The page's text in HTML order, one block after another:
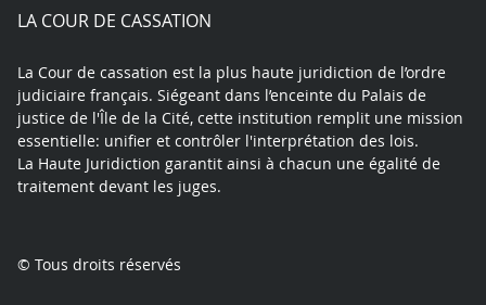
LA COUR DE CASSATION
La Cour de cassation est la plus haute juridiction de l’ordre
judiciaire français. Siégeant dans l’enceinte du Palais de
justice de l'Île de la Cité, cette institution remplit une mission
essentielle: unifier et contrôler l'interprétation des lois.
La Haute Juridiction garantit ainsi à chacun une égalité de
traitement devant les juges.
© Tous droits réservés